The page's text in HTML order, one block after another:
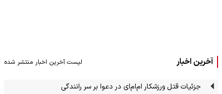
آخرین اخبار لیست آخرین اخبار منتشر شده
جزئیات قتل ورزشکار ام‌ام‌ای در دعوا بر سر رانندگی